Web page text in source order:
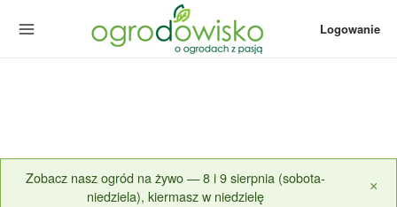
Logowanie
Zobacz nasz ogród na żywo — 8 i 9 sierpnia (sobota-
niedziela), kiermasz w niedzielę
×